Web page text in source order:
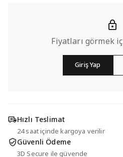
Fiyatları görmek
Giriş Yap
Hızlı Teslimat
24 saat içinde kargoya verilir
Güvenli Ödeme
3D Secure ile güvende